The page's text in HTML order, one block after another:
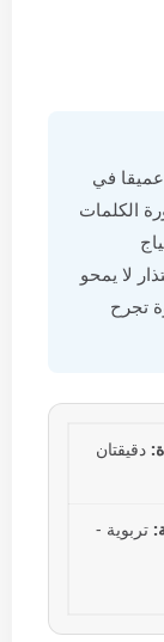
عميقا في
الكلمات
لا يمحو
تجرح
دقيقتان
تربوية -